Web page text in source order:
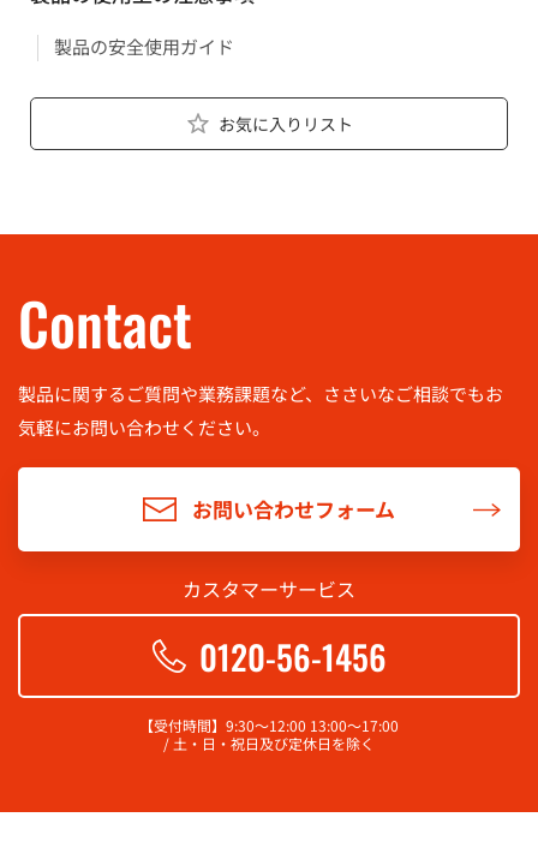
製品の安全使用ガイド
お気に入りリスト
Contact
製品に関するご質問や業務課題など、ささいなご相談でもお
気軽にお問い合わせください。
お問い合わせフォーム
カスタマーサービス
0120-56-1456
【受付時間】9:30～12:00 13:00～17:00
/ 土・日・祝日及び定休日を除く